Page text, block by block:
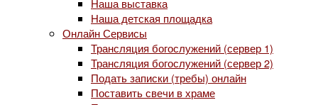
Наша выставка
Наша детская площадка
Онлайн Сервисы
Трансляция богослужений (сервер 1)
Трансляция богослужений (сервер 2)
Подать записки (требы) онлайн
Поставить свечи в храме